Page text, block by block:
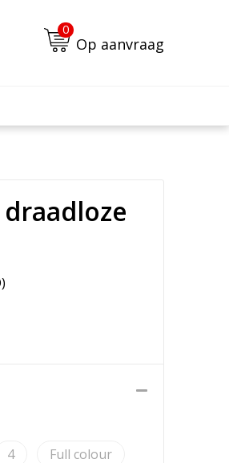
0
Op aanvraag
draadloze
4 Full colour